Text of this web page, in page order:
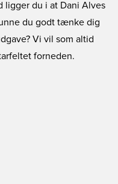
ligger du i at Dani Alves
du godt tænke dig
Vi vil som altid
forneden.